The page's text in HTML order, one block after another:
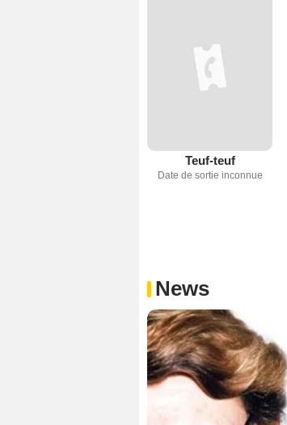
Teuf-teuf
Date de sortie inconnue
News